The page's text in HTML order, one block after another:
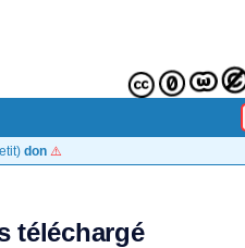
don ⚠️
téléchargé